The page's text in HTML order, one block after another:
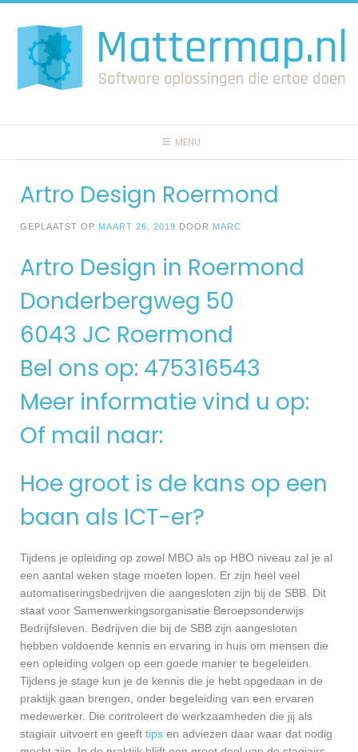
naar
inhoud
MENU
Artro Design Roermond
GEPLAATST OP MAART 26, 2019 DOOR MARC
Artro Design in Roermond
Donderbergweg 50
6043 JC Roermond
Bel ons op: 475316543
Meer informatie vind u op:
Of mail naar:
Hoe groot is de kans op een
baan als ICT-er?
Tijdens je opleiding op zowel MBO als op HBO niveau zal je al
een aantal weken stage moeten lopen. Er zijn heel veel
automatiseringsbedrijven die aangesloten zijn bij de SBB. Dit
staat voor Samenwerkingsorganisatie Beroepsonderwijs
Bedrijfsleven. Bedrijven die bij de SBB zijn aangesloten
hebben voldoende kennis en ervaring in huis om mensen die
een opleiding volgen op een goede manier te begeleiden.
Tijdens je stage kun je de kennis die je hebt opgedaan in de
praktijk gaan brengen, onder begeleiding van een ervaren
medewerker. Die controleert de werkzaamheden die jij als
stagiair uitvoert en geeft tips en adviezen daar waar dat nodig